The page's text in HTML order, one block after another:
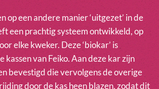
op een andere manier ‘uitgezet’ in de
een prachtig systeem ontwikkeld, op
elke kweker. Deze ‘biokar’ is
kassen van Feiko. Aan deze kar zijn
bevestigd die vervolgens de overige
door de kas heen blazen, zodat dit